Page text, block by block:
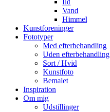
Ild
Vand
Himmel
Kunstforeninger
Fototyper
Med efterbehandling
Uden efterbehandling
Sort / Hvid
Kunstfoto
Bemalet
Inspiration
Om mig
Udstillinger